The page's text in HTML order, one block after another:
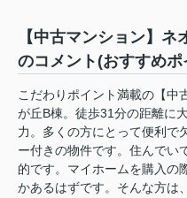
【中古マンション】
のコメント(おすすめポ
こだわりポイント満載の【中
が丘B棟。徒歩31分の距離に
力。多くの方にとって便利で
ー付きの物件です。住んでい
的です。マイホームを購入の
かあるはずです。そんな方は